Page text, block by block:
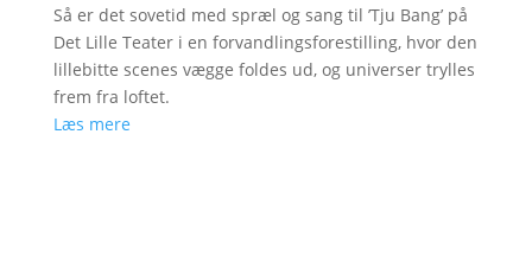
Så er det sovetid med spræl og sang til ’Tju Bang’ på
Det Lille Teater i en forvandlingsforestilling, hvor den
lillebitte scenes vægge foldes ud, og universer trylles
frem fra loftet.
Læs mere